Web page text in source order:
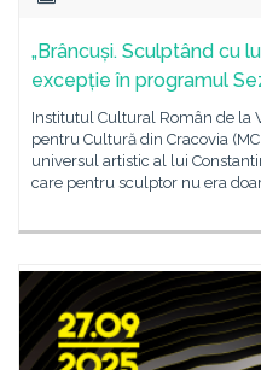
„Brâncuși. Sculptând cu
excepție în programul
Institutul Cultural Român de la
pentru Cultură din Cracovia
universul artistic al lui
care pentru sculptor nu era